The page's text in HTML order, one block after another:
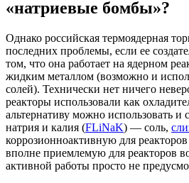
«натриевые бомбы»?
Однако российская термоядерная
последних проблемы, если ее
том, что она работает на ядерном
жидким металлом (возможно и
солей). Технически нет ничего
реакторы использовали как
альтернативу можно использовать и
натрия и калия (FLiNaK) — соль,
коррозионноактивную для
вполне приемлемую для реакторов
активной работы просто не